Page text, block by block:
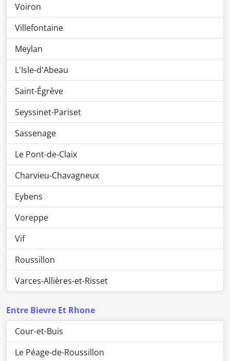
Voiron
Villefontaine
Meylan
L'Isle-d'Abeau
Saint-Égrève
Seyssinet-Pariset
Sassenage
Le Pont-de-Claix
Charvieu-Chavagneux
Eybens
Voreppe
Vif
Roussillon
Varces-Allières-et-Risset
Entre Bievre Et Rhone
Cour-et-Buis
Le Péage-de-Roussillon